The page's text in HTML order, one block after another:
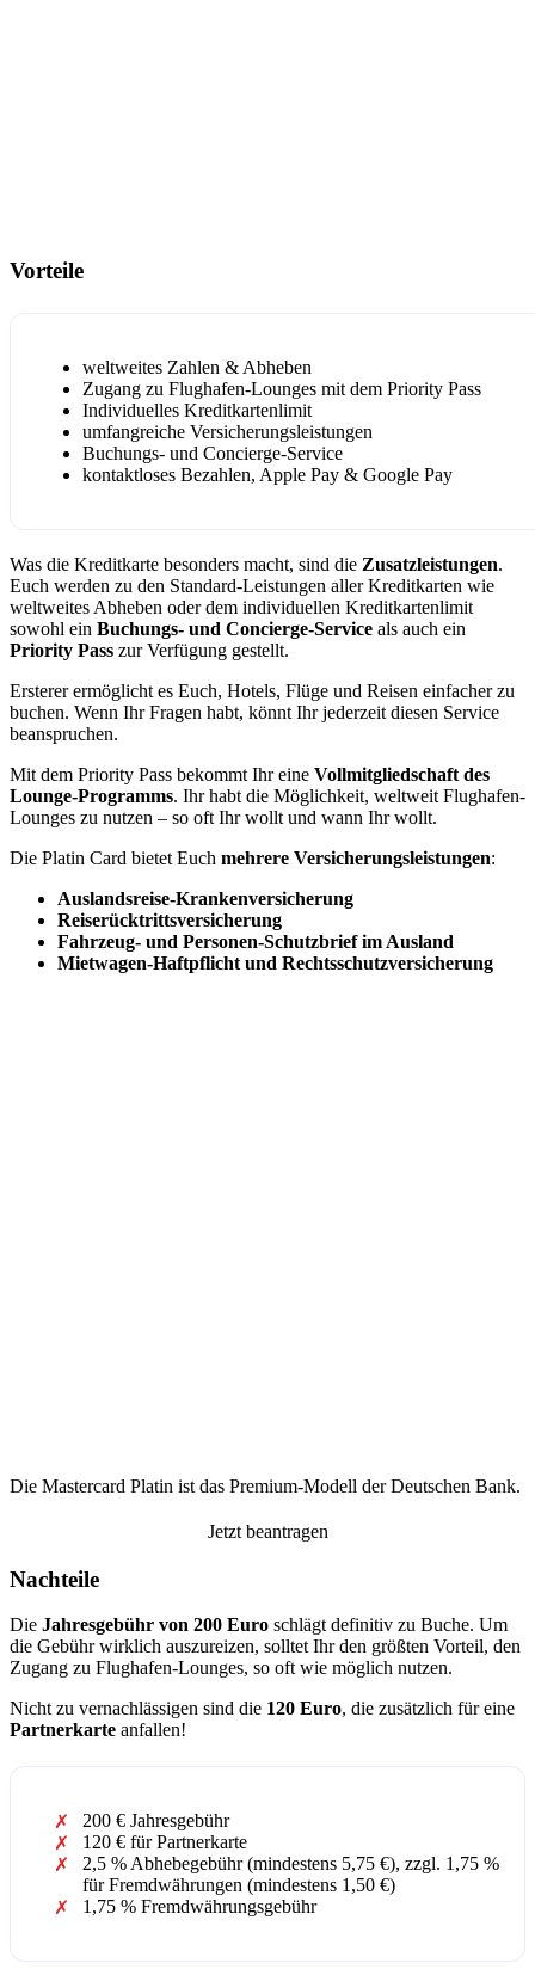
Vorteile
weltweites Zahlen & Abheben
Zugang zu Flughafen-Lounges mit dem Priority Pass
Individuelles Kreditkartenlimit
umfangreiche Versicherungsleistungen
Buchungs- und Concierge-Service
kontaktloses Bezahlen, Apple Pay & Google Pay
Was die Kreditkarte besonders macht, sind die Zusatzleistungen.
Euch werden zu den Standard-Leistungen aller Kreditkarten wie
weltweites Abheben oder dem individuellen Kreditkartenlimit
sowohl ein Buchungs- und Concierge-Service als auch ein
Priority Pass zur Verfügung gestellt.
Ersterer ermöglicht es Euch, Hotels, Flüge und Reisen einfacher zu
buchen. Wenn Ihr Fragen habt, könnt Ihr jederzeit diesen Service
beanspruchen.
Mit dem Priority Pass bekommt Ihr eine Vollmitgliedschaft des
Lounge-Programms. Ihr habt die Möglichkeit, weltweit Flughafen-
Lounges zu nutzen – so oft Ihr wollt und wann Ihr wollt.
Die Platin Card bietet Euch mehrere Versicherungsleistungen:
Auslandsreise-Krankenversicherung
Reiserücktrittsversicherung
Fahrzeug- und Personen-Schutzbrief im Ausland
Mietwagen-Haftpflicht und Rechtsschutzversicherung
Die Mastercard Platin ist das Premium-Modell der Deutschen Bank.
Jetzt beantragen
Nachteile
Die Jahresgebühr von 200 Euro schlägt definitiv zu Buche. Um
die Gebühr wirklich auszureizen, solltet Ihr den größten Vorteil, den
Zugang zu Flughafen-Lounges, so oft wie möglich nutzen.
Nicht zu vernachlässigen sind die 120 Euro, die zusätzlich für eine
Partnerkarte anfallen!
200 € Jahresgebühr
120 € für Partnerkarte
2,5 % Abhebegebühr (mindestens 5,75 €), zzgl. 1,75 %
für Fremdwährungen (mindestens 1,50 €)
1,75 % Fremdwährungsgebühr